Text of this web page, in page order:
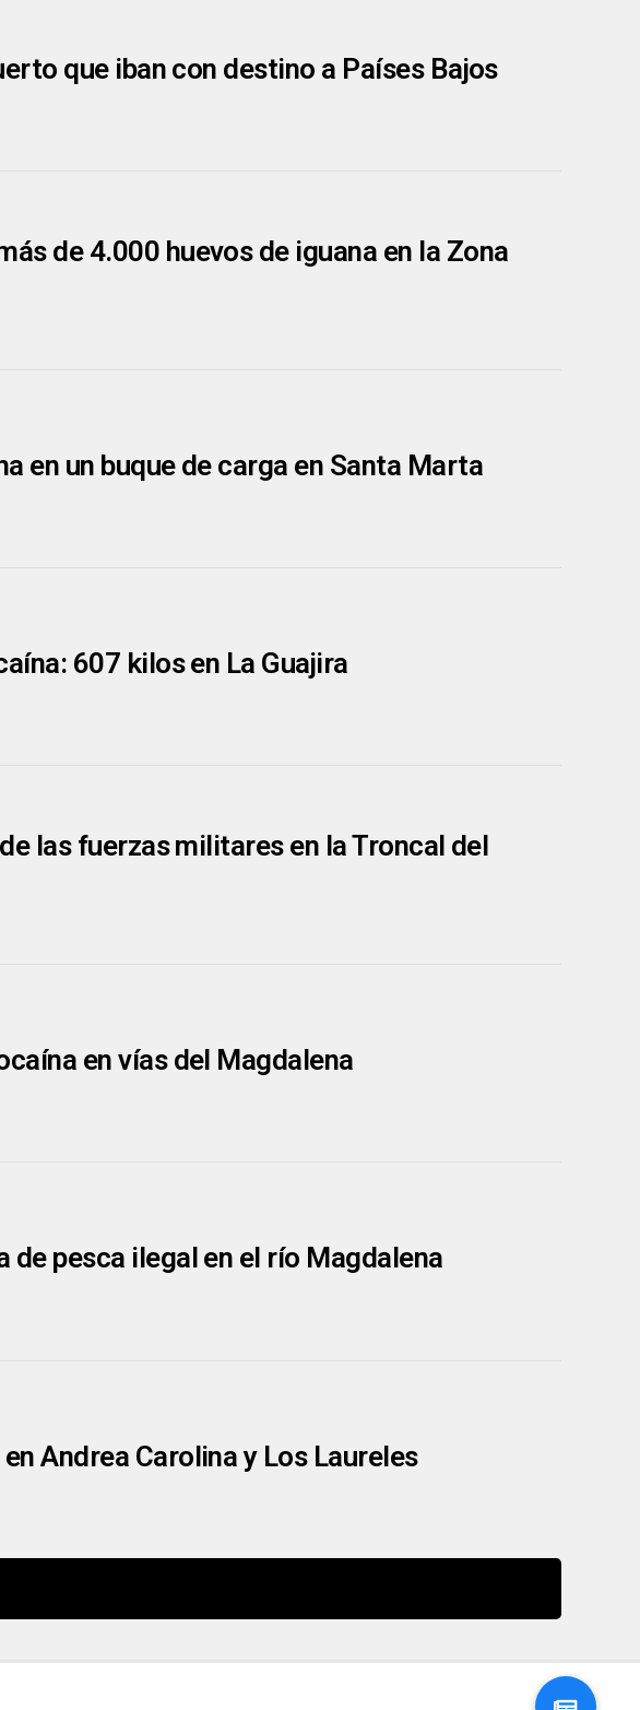
que iban con destino a Países Bajos
de 4.000 huevos de iguana en la Zona
en un buque de carga en Santa Marta
607 kilos en La Guajira
las fuerzas militares en la Troncal del
en vías del Magdalena
pesca ilegal en el río Magdalena
Andrea Carolina y Los Laureles